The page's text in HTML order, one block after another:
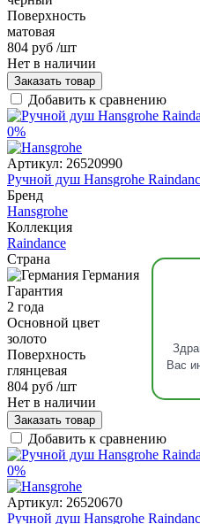
Вас
Поверхность
матовая
804 руб /шт
Нет в наличии
Заказать товар
Добавить к сравнению
0%
Артикул: 26520990
Ручной душ Hansgrohe
Бренд
Hansgrohe
Коллекция
Raindance
Страна
Германия
Гарантия
2 года
Основной цвет
золото
Поверхность
глянцевая
804 руб /шт
Нет в наличии
Заказать товар
Добавить к сравнению
0%
Артикул: 26520670
Ручной душ Hansgrohe